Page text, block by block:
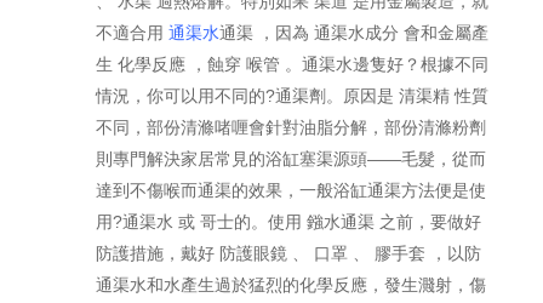
不適合用 通渠水通渠 ，因為 通渠水成分 會和金屬產
生 化學反應 ，蝕穿 喉管 。通渠水邊隻好？根據不同
情況，你可以用不同的?通渠劑。原因是 清渠精 性質
不同，部份清滌啫喱會針對油脂分解，部份清滌粉劑
則專門解決家居常見的浴缸塞渠源頭——毛髮，從而
達到不傷喉而通渠的效果，一般浴缸通渠方法便是使
用?通渠水 或 哥士的。使用 鏹水通渠 之前，要做好
防護措施，戴好 防護眼鏡 、 口罩 、 膠手套 ，以防
通渠水和水產生過於猛烈的化學反應，發生濺射，傷